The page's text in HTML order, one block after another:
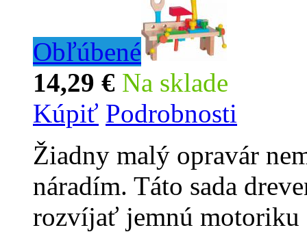
Obľúbené
14,29 € Na sklade
Kúpiť Podrobnosti
Žiadny malý opravár
náradím. Táto sada
rozvíjať jemnú motoriku